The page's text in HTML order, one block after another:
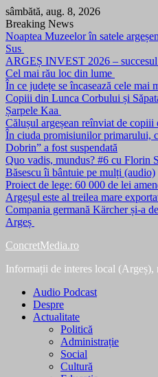
Skip
to
content
sâmbătă, aug. 8, 2026
Breaking News
Noaptea Muzeelor în satele
Sus
ARGEȘ INVEST 2026 –
Cel mai rău loc din lume
În ce județe se încasează cele mai
Copiii din Lunca Corbului și
Șarpele Kaa
Călușul argeșean reînviat de
În ciuda promisiunilor primarului,
Dobrin” a fost suspendată
Quo vadis, mundus? #6 cu Florin
Băsescu îi bântuie pe mulți (audio)
Proiect de lege: 60 000 de lei
Argeșul este al treilea mare
Compania germană Kärcher și-a
Argeș
ConcretMedia.ro
Informații de interes local (Argeș),
Audio Podcast
Despre
Actualitate
Politică
Administrație
Social
Cultură